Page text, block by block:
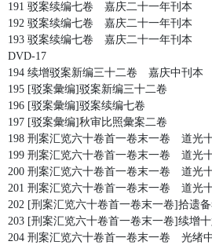
191 驳案续编七卷 嘉庆二十一年刊本
192 驳案续编七卷 嘉庆二十一年刊本
193 驳案续编七卷 嘉庆二十一年刊本
DVD-17
194 续增驳案新编三十二卷 嘉庆中刊本
195 [驳案彙编]驳案新编三十二卷
196 [驳案彙编]驳案续编七卷
197 [驳案彙编]秋审比照彙案二卷
198 刑案汇览六十卷首一卷末一卷 道光
199 刑案汇览六十卷首一卷末一卷 道光
200 刑案汇览六十卷首一卷末一卷 道光
201 刑案汇览六十卷首一卷末一卷 道光
202 [刑案汇览六十卷首一卷末一卷]拾遗
203 [刑案汇览六十卷首一卷末一卷]续增
204 刑案汇览六十卷首一卷末一卷 光绪